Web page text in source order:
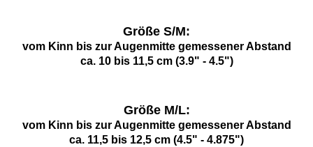
Größe S/M:
vom Kinn bis zur Augenmitte gemessener Abstand
ca. 10 bis 11,5 cm (3.9" - 4.5")
Größe M/L:
vom Kinn bis zur Augenmitte gemessener Abstand
ca. 11,5 bis 12,5 cm (4.5" - 4.875")